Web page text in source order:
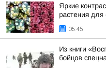
Яркие
растения для
05:45
Из книги
бойцов